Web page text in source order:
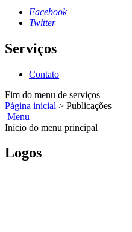
Facebook
Twitter
Serviços
Contato
Fim do menu de serviços
Página inicial > Publicações
Menu
Início do menu principal
Logos